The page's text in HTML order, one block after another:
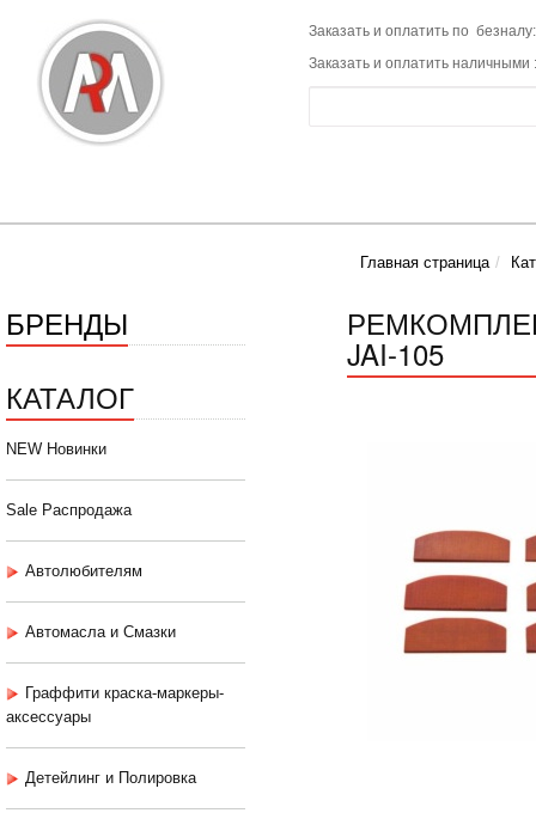
Заказать и оплатить по
Заказать и оплатить наличными
Главная страница
БРЕНДЫ
КАТАЛОГ
NEW Новинки
Sale Распродажа
Автолюбителям
Автомасла и Смазки
Граффити краска-маркеры-
аксессуары
Детейлинг и Полировка
JAI-105